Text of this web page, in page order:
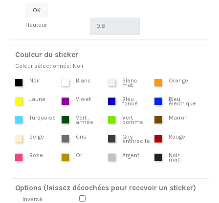
OK
Hauteur
Couleur du sticker
Coleur sélectionnée: Noir
Noir Blanc Blanc
mat
Orange
Jaune Violet Bleu
foncé
Bleu
électrique
Turquoise Vert
armée
Vert
pomme
Marron
Beige Gris Gris
anthracite
Rouge
Rose Or Argent Noir
mat
Options (laissez décochées pour recevoir un sticker)
Inversé